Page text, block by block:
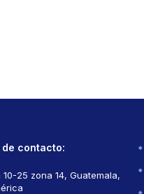
contacto:
10-25 zona 14, Guatemala,